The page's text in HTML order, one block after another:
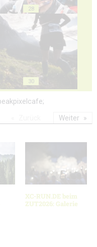
28
30
XC-RUN.DE beim
ZUT2026: Galerie
Weiter